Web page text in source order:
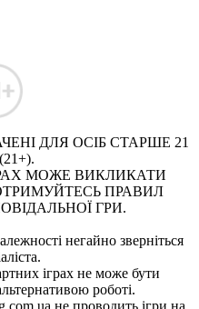
ДЛЯ ОСІБ СТАРШЕ 21
МОЖЕ ВИКЛИКАТИ
ПРАВИЛ
ГРИ.
негайно зверніться
іграх не може бути
роботі.
не проводить ігри на